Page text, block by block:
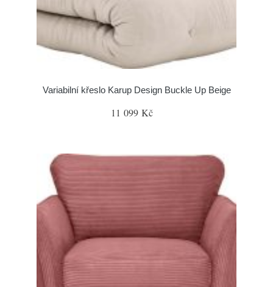
Variabilní křeslo Karup Design Buckle Up Beige
11 099 Kč